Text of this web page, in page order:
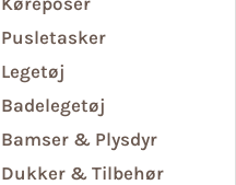
Pusletasker
Legetøj
Badelegetøj
Bamser & Plysdyr
Dukker & Tilbehør